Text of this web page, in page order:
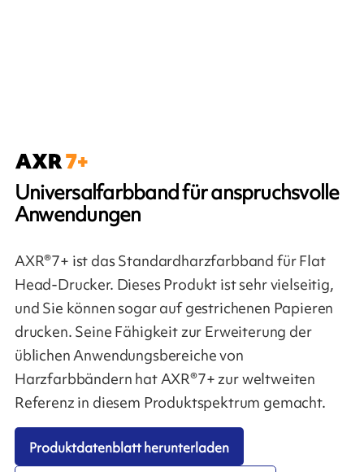
Universalfarbband für anspruchsvolle
Anwendungen
AXR®7+ ist das Standardharzfarbband für Flat
Head-Drucker. Dieses Produkt ist sehr vielseitig,
und Sie können sogar auf gestrichenen Papieren
drucken. Seine Fähigkeit zur Erweiterung der
üblichen Anwendungsbereiche von
Harzfarbbändern hat AXR®7+ zur weltweiten
Referenz in diesem Produktspektrum gemacht.
Produktdatenblatt herunterladen